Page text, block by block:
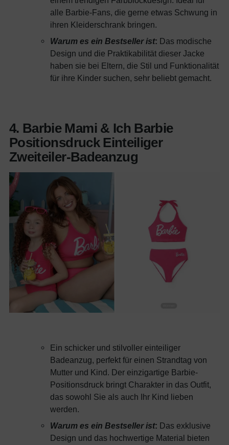
alle Barbie-Fans, die gerne etwas Schwung in
ihren Kleiderschrank bringen.
Warum es ein Bestseller ist: Das modische
Design und die Praktikabilität dieser Jacke
haben sie bei Eltern, die Stil und Funktionalität
für ihre Kinder suchen, sehr beliebt gemacht.
4. Barbie Mami & Ich Barbie
Positionsdruck Einteiliger
Zweiteiler-Badeanzug
Ein schicker und stilvoller einteiliger
Badeanzug, perfekt für einen Strandtag von
Mutter und Kind. Der einzigartige Barbie-
Positionsdruck bringt Charakter in das Outfit,
das sowohl Sie als auch Ihr Kind lieben
werden.
Warum es ein Bestseller ist: Das exklusive
Design und das hochwertige Material bieten